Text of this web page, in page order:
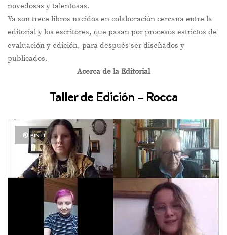
novedosas y talentosas.
Ya son trece libros nacidos en colaboración cercana entre la
editorial y los escritores, que pasan por procesos estrictos de
evaluación y edición, para después ser diseñados y
publicados.
Acerca de la Editorial
Taller de Edición – Rocca
PIN IT